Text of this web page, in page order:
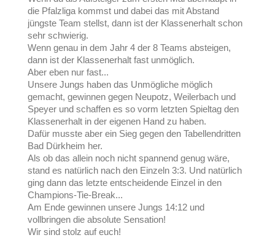
die Pfalzliga kommst und dabei das mit Abstand
jüngste Team stellst, dann ist der Klassenerhalt schon
sehr schwierig.
Wenn genau in dem Jahr 4 der 8 Teams absteigen,
dann ist der Klassenerhalt fast unmöglich.
Aber eben nur fast...
Unsere Jungs haben das Unmögliche möglich
gemacht, gewinnen gegen Neupotz, Weilerbach und
Speyer und schaffen es so vorm letzten Spieltag den
Klassenerhalt in der eigenen Hand zu haben.
Dafür musste aber ein Sieg gegen den Tabellendritten
Bad Dürkheim her.
Als ob das allein noch nicht spannend genug wäre,
stand es natürlich nach den Einzeln 3:3. Und natürlich
ging dann das letzte entscheidende Einzel in den
Champions-Tie-Break...
Am Ende gewinnen unsere Jungs 14:12 und
vollbringen die absolute Sensation!
Wir sind stolz auf euch!